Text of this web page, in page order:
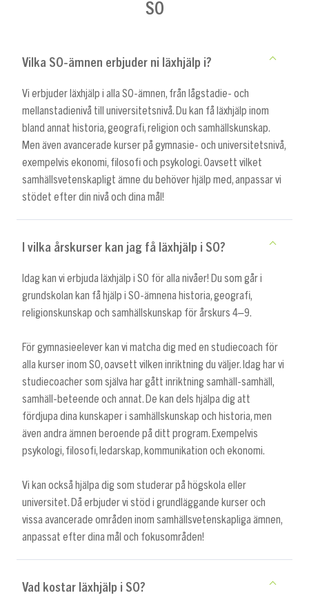
SO
Vilka SO-ämnen erbjuder ni läxhjälp i?
Vi erbjuder läxhjälp i alla SO-ämnen, från lågstadie- och
mellanstadienivå till universitetsnivå. Du kan få läxhjälp inom
bland annat historia, geografi, religion och samhällskunskap.
Men även avancerade kurser på gymnasie- och universitetsnivå,
exempelvis ekonomi, filosofi och psykologi. Oavsett vilket
samhällsvetenskapligt ämne du behöver hjälp med, anpassar vi
stödet efter din nivå och dina mål!
I vilka årskurser kan jag få läxhjälp i SO?
Idag kan vi erbjuda läxhjälp i SO för alla nivåer! Du som går i
grundskolan kan få hjälp i SO-ämnena historia, geografi,
religionskunskap och samhällskunskap för årskurs 4–9.
För gymnasieelever kan vi matcha dig med en studiecoach för
alla kurser inom SO, oavsett vilken inriktning du väljer. Idag har vi
studiecoacher som själva har gått inriktning samhäll-samhäll,
samhäll-beteende och annat. De kan dels hjälpa dig att
fördjupa dina kunskaper i samhällskunskap och historia, men
även andra ämnen beroende på ditt program. Exempelvis
psykologi, filosofi, ledarskap, kommunikation och ekonomi.
Vi kan också hjälpa dig som studerar på högskola eller
universitet. Då erbjuder vi stöd i grundläggande kurser och
vissa avancerade områden inom samhällsvetenskapliga ämnen,
anpassat efter dina mål och fokusområden!
Vad kostar läxhjälp i SO?